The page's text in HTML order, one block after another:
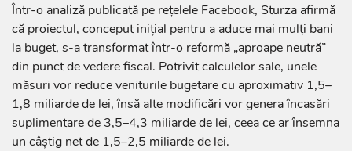
Într-o analiză publicată pe rețelele Facebook, Sturza afirmă
că proiectul, conceput inițial pentru a aduce mai mulți bani
la buget, s-a transformat într-o reformă „aproape neutră”
din punct de vedere fiscal. Potrivit calculelor sale, unele
măsuri vor reduce veniturile bugetare cu aproximativ 1,5–
1,8 miliarde de lei, însă alte modificări vor genera încasări
suplimentare de 3,5–4,3 miliarde de lei, ceea ce ar însemna
un câștig net de 1,5–2,5 miliarde de lei.